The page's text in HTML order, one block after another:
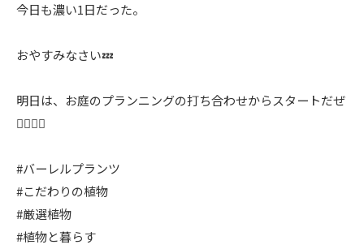
今日も濃い1日だった。
おやすみなさい💤
明日は、お庭のプランニングの打ち合わせからスタートだぜ
🤼‍♂️🤼‍♂️
#バーレルプランツ
#こだわりの植物
#厳選植物
#植物と暮らす